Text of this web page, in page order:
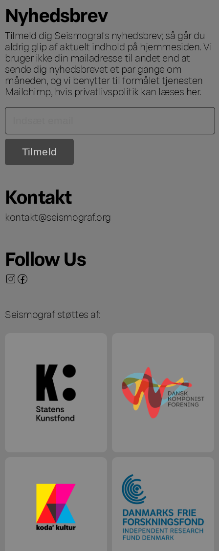
Nyhedsbrev
Tilmeld dig Seismografs nyhedsbrev; så går du
aldrig glip af aktuelt indhold på hjemmesiden. Vi
bruger ikke din mailadresse til andet end at
sende dig nyhedsbrevet et par gange om
måneden, og vi benytter til formålet tjenesten
Mailchimp, hvis privatlivspolitik kan læses her.
Kontakt
kontakt@seismograf.org
Follow Us
Seismograf støttes af: